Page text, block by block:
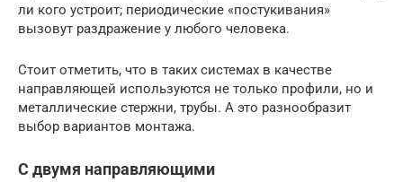
ли кого устроит; периодические «постукивания»
вызовут раздражение у любого человека.
Стоит отметить, что в таких системах в качестве
направляющей используются не только профили, но и
металлические стержни, трубы. А это разнообразит
выбор вариантов монтажа.
С двумя направляющими